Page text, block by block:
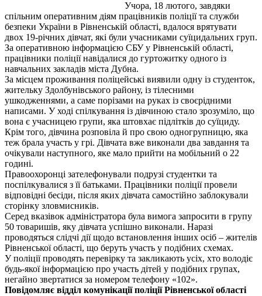
Учора, 18 лютого, завдяки
спільним оперативним діям працівників поліції та служби
безпеки України в Рівненській області, вдалося врятувати
двох 19-річних дівчат, які були учасниками суїцидальних груп.
За оперативною інформацією СБУ у Рівненській області,
працівники поліції навідалися до гуртожитку одного із
навчальних закладів міста Дубна.
За місцем проживання поліцейські виявили одну із студенток,
жительку Здолбунівського району, із тілесними
ушкодженнями, а саме порізами на руках із своєрідними
написами. У ході спілкування із дівчиною стало зрозуміло, що
вона є учасницею групи, яка штовхає підлітків до суїциду.
Крім того, дівчина розповіла й про свою одногрупницю, яка
теж брала участь у грі. Дівчата вже виконали два завдання та
очікували наступного, яке мало прийти на мобільний о 22
годині.
Правоохоронці зателефонували подрузі студентки та
поспілкувалися з її батьками. Працівники поліції провели
відповідні бесіди, після яких дівчата самостійно заблокували
сторінку зловмисників.
Серед вказівок адміністратора була вимога запросити в групу
50 товаришів, яку дівчата успішно виконали. Наразі
проводяться слідчі дії щодо встановлення інших осіб – жителів
Рівненської області, що беруть участь у подібних схемах.
У поліції проводять перевірку та закликають усіх, хто володіє
будь-якої інформацією про участь дітей у подібних групах,
негайно звертатися за номером телефону «102».
Повідомляє відділ комунікації поліції Рівненської області